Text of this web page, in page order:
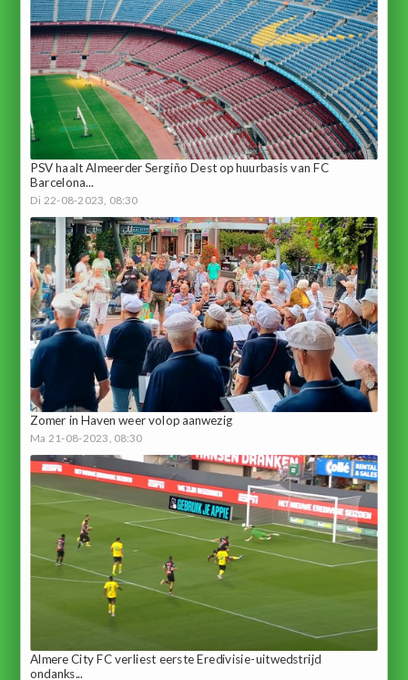
PSV haalt Almeerder Sergiño Dest op huurbasis van FC
Barcelona...
Di 22-08-2023, 08:30
Zomer in Haven weer volop aanwezig
Ma 21-08-2023, 08:30
Almere City FC verliest eerste Eredivisie-uitwedstrijd
ondanks...